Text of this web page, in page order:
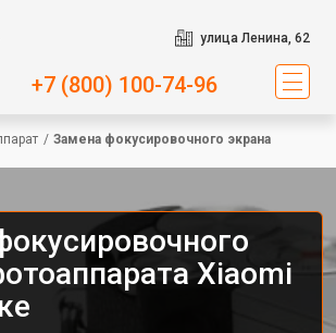
улица Ленина, 62
+7 (800) 100-74-96
/ Замена фокусировочного экрана
Xiaomi